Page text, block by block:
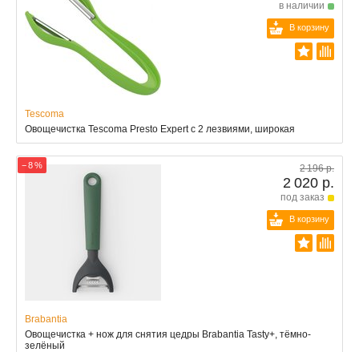
в наличии
В корзину
Tescoma
Овощечистка Tescoma Presto Expert с 2 лезвиями, широкая
− 8 % 2 196 р.
2 020 р.
под заказ
В корзину
Brabantia
Овощечистка + нож для снятия цедры Brabantia Tasty+, тёмно-
зелёный